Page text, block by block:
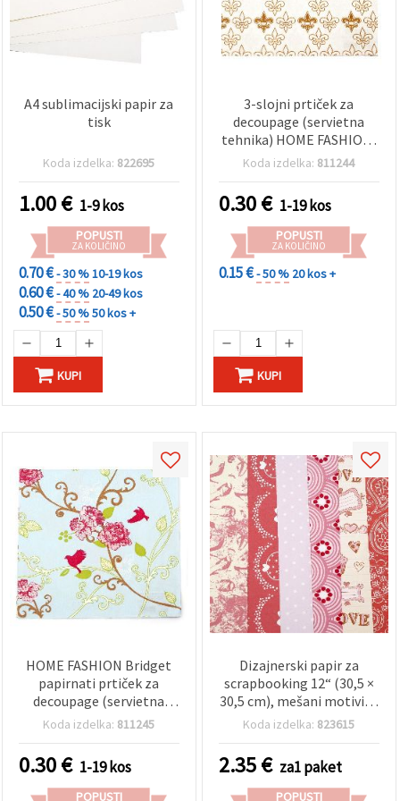
A4 sublimacijski papir za
tisk
Koda izdelka: 822695
1.00€ 1-9 kos
POPUSTI
ZA KOLIČINO
0.70 €- 30 %10-19 kos
0.60 €- 40 % 20-49 kos
0.50 €- 50 %50 kos +
KUPI
3-slojni prtiček za
decoupage (servietna
tehnika) HOME FASHION,
33 x 33 cm, Bakrene lilije -
Koda izdelka: 811244
0.30€ 1-19 kos
POPUSTI
ZA KOLIČINO
0.15 €- 50 % 20 kos +
KUPI
HOME FASHION Bridget
papirnati prtiček za
decoupage (servietna
tehnika), cvetlični in ptičji
večbarvni, 1 kos, za
scrapbooking, mešane
medije in DIY hobi
Koda izdelka: 811245
0.30€ 1-19 kos
POPUSTI
Dizajnerski papir za
scrapbooking 12“ (30,5 ×
30,5 cm), mešani motivi, 6
dizajnov × 2 lista
Koda izdelka: 823615
2.35€ za1 paket
POPUSTI